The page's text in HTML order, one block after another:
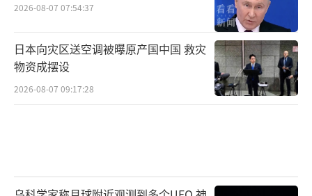
加拿大并非唯一开始考虑减少或取消采购F
-35战斗机的国家。西班牙《国家报》8月6日援
引西国防部消息人士的话透露，西班牙军方
已“彻底搁置”从美国购买F-35隐形战斗机的
价值62.5亿欧元的军购大单就此泡汤。此前葡
2026-08-07 07:54:37
日本向灾区送空调被曝原产国中国 救灾
物资成摆设
2026-08-07 09:17:28